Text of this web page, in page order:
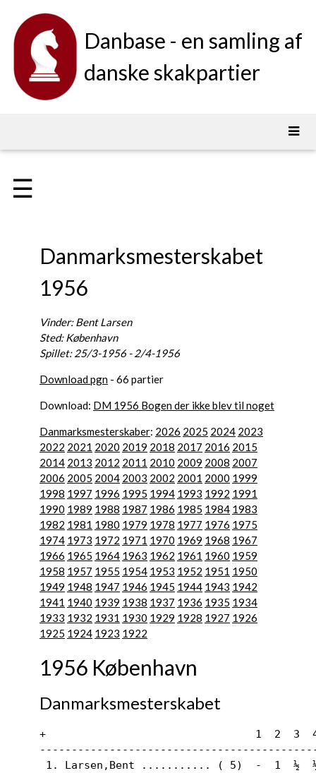
Danbase - en samling af
danske skakpartier
☰
Danmarksmesterskabet
1956
Vinder: Bent Larsen
Sted: København
Spillet: 25/3-1956 - 2/4-1956
Download pgn - 66 partier
Download: DM 1956 Bogen der ikke blev til noget
Danmarksmesterskaber: 2026 2025 2024 2023
2022 2021 2020 2019 2018 2017 2016 2015
2014 2013 2012 2011 2010 2009 2008 2007
2006 2005 2004 2003 2002 2001 2000 1999
1998 1997 1996 1995 1994 1993 1992 1991
1990 1989 1988 1987 1986 1985 1984 1983
1982 1981 1980 1979 1978 1977 1976 1975
1974 1973 1972 1971 1970 1969 1968 1967
1966 1965 1964 1963 1962 1961 1960 1959
1958 1957 1955 1954 1953 1952 1951 1950
1949 1948 1947 1946 1945 1944 1943 1942
1941 1940 1939 1938 1937 1936 1935 1934
1933 1932 1931 1930 1929 1928 1927 1926
1925 1924 1923 1922
1956 København
Danmarksmesterskabet
+                                 1  2  3  4
1. Larsen,Bent ........... ( 5)  -  1  ½